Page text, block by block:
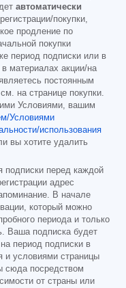
автоматически
покупки,
продление по
покупки
период подписки или в
материалах акции/на
постоянным
на странице покупки.
Условиями, вашим
Условиями
использования
вы хотите удалить
подписки перед каждой
адрес
В начале
который можно
периода и только
Ваша подписка будет
период подписки в
и условиями страницы
сюда посредством
от страны или